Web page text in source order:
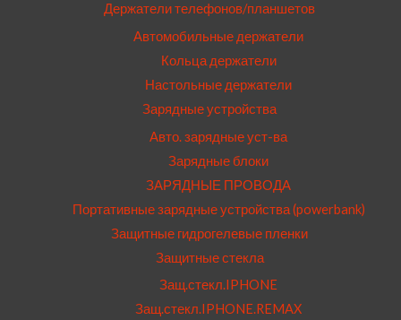
Держатели телефонов/планшетов
Автомобильные держатели
Кольца держатели
Настольные держатели
Зарядные устройства
Авто. зарядные уст-ва
Зарядные блоки
ЗАРЯДНЫЕ ПРОВОДА
Портативные зарядные устройства (powerbank)
Защитные гидрогелевые пленки
Защитные стекла
Защ.стекл.IPHONE
Защ.стекл.IPHONE.REMAX